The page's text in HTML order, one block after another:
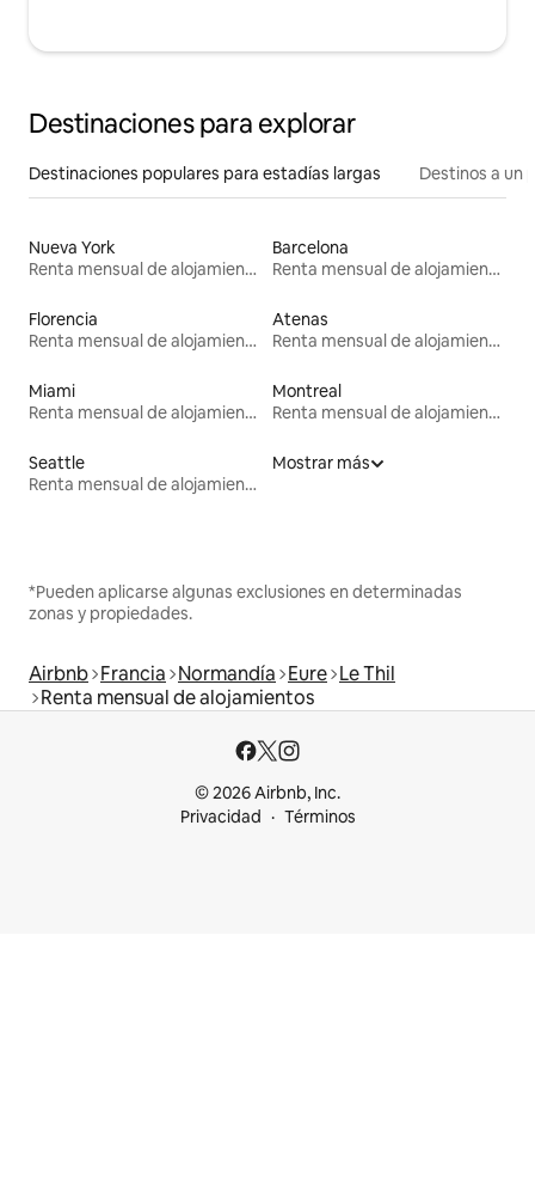
Destinaciones para explorar
Destinaciones populares para estadías largas Destinos a un
Nueva York
Renta mensual de alojamientos
Barcelona
Renta mensual de alojamientos
Florencia
Renta mensual de alojamientos
Atenas
Renta mensual de alojamientos
Miami
Renta mensual de alojamientos
Montreal
Renta mensual de alojamientos
Seattle
Renta mensual de alojamientos
Mostrar más
*Pueden aplicarse algunas exclusiones en determinadas
zonas y propiedades.
Airbnb Francia Normandía Eure Le Thil
Renta mensual de alojamientos
© 2026 Airbnb, Inc.
Privacidad
Términos